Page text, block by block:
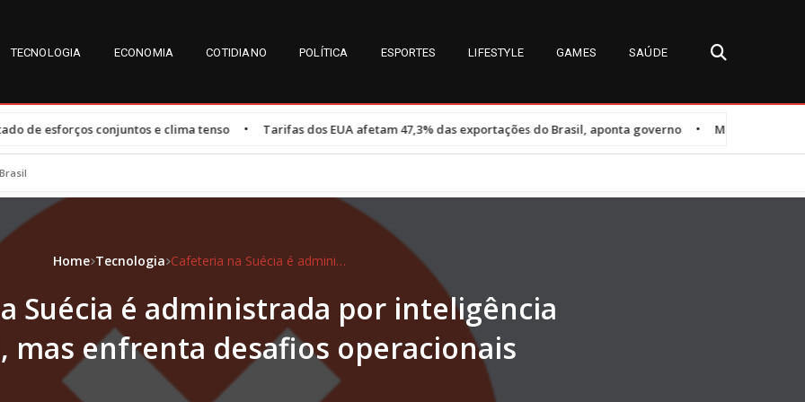
TECNOLOGIA ECONOMIA COTIDIANO POLÍTICA ESPORTES LIFESTYLE GAMES SAÚDE
e clima tenso•Tarifas dos EUA afetam 47,3% das exportações do Brasil, aponta governo •Miss Universe Brasil 2026:
Brasil
Home Tecnologia Cafeteria na Suécia é administrada por inteligência artificial, mas enfrenta desafios operacionais
Suécia é administrada por inteligência
mas enfrenta desafios operacionais